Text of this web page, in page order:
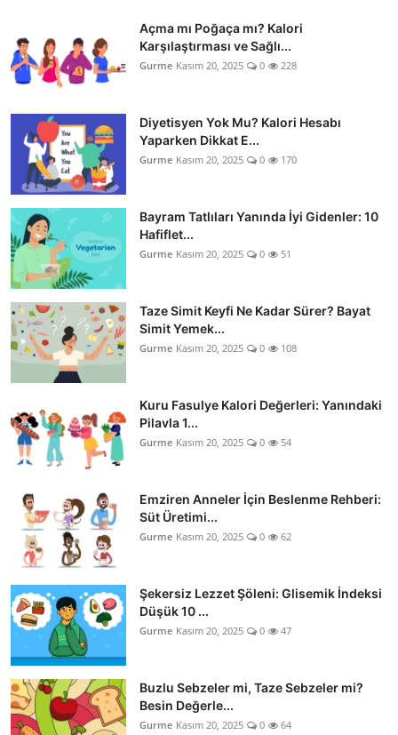
Açma mı Poğaça mı? Kalori
Karşılaştırması ve Sağlı...
Gurme Kasım 20, 2025 0 228
Diyetisyen Yok Mu? Kalori Hesabı
Yaparken Dikkat E...
Gurme Kasım 20, 2025 0 170
Bayram Tatlıları Yanında İyi Gidenler: 10
Hafiflet...
Gurme Kasım 20, 2025 0 51
Taze Simit Keyfi Ne Kadar Sürer? Bayat
Simit Yemek...
Gurme Kasım 20, 2025 0 108
Kuru Fasulye Kalori Değerleri: Yanındaki
Pilavla 1...
Gurme Kasım 20, 2025 0 54
Emziren Anneler İçin Beslenme Rehberi:
Süt Üretimi...
Gurme Kasım 20, 2025 0 62
Şekersiz Lezzet Şöleni: Glisemik İndeksi
Düşük 10 ...
Gurme Kasım 20, 2025 0 47
Buzlu Sebzeler mi, Taze Sebzeler mi?
Besin Değerle...
Gurme Kasım 20, 2025 0 64